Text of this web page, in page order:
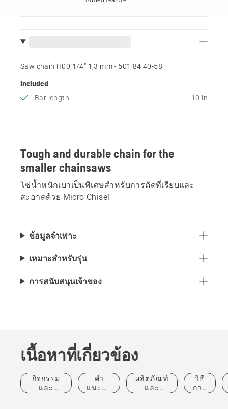
Saw chain H00 1/4" 1,3 mm - 501 84 40‑58
Included
Bar length 10 in
Tough and durable chain for the
smaller chainsaws
โซ่น้ำหนักเบาเป็นพิเศษสำหรับการตัดที่เรียบและ
สะอาดด้วย Micro Chisel
ข้อมูลจำเพาะ
เหมาะสำหรับรุ่น
การสนับสนุนเจ้าของ
เนื้อหาที่เกี่ยวข้อง
กิจกรรม
และ
คำ
แนะนำ
ผลิตภัณฑ์
และ
วิธี
การ
ผลิตภัณฑ์
และ
นวัตกรรม